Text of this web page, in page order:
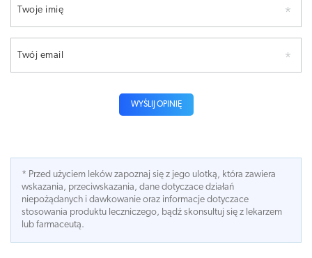
Twoje imię
Twój email
WYŚLIJ OPINIĘ
* Przed użyciem leków zapoznaj się z jego ulotką, która zawiera
wskazania, przeciwskazania, dane dotyczace działań
niepożądanych i dawkowanie oraz informacje dotyczace
stosowania produktu leczniczego, bądź skonsultuj się z lekarzem
lub farmaceutą.